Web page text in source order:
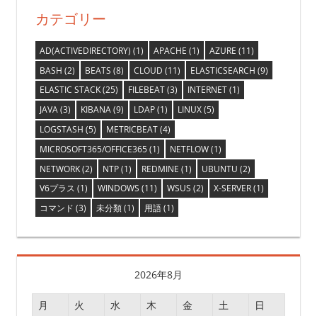
カテゴリー
AD(ACTIVEDIRECTORY) (1) APACHE (1) AZURE (11)
BASH (2) BEATS (8) CLOUD (11) ELASTICSEARCH (9)
ELASTIC STACK(25) FILEBEAT(3) INTERNET(1)
JAVA(3) KIBANA(9) LDAP(1) LINUX(5)
LOGSTASH (5) METRICBEAT(4)
MICROSOFT365/OFFICE365(1) NETFLOW(1)
NETWORK(2) NTP(1) REDMINE (1) UBUNTU (2)
V6プラス (1) WINDOWS (11) WSUS (2) X-SERVER(1)
コマンド (3) 未分類(1) 用語(1)
2026年8月
月 火 水 木 金 土 日